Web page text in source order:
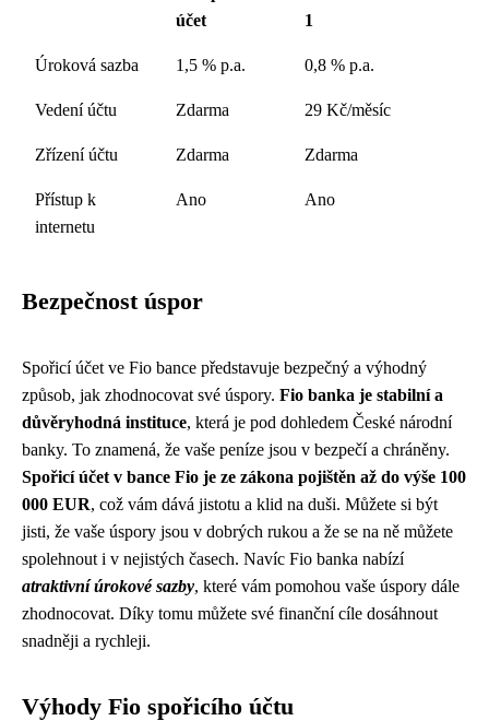
účet
1
Úroková sazba 1,5 % p.a. 0,8 % p.a.
Vedení účtu Zdarma 29 Kč/měsíc
Zřízení účtu Zdarma Zdarma
Přístup k
internetu
Ano Ano
Bezpečnost úspor
Spořicí účet ve Fio bance představuje bezpečný a výhodný
způsob, jak zhodnocovat své úspory. Fio banka je stabilní a
důvěryhodná instituce, která je pod dohledem České národní
banky. To znamená, že vaše peníze jsou v bezpečí a chráněny.
Spořicí účet v bance Fio je ze zákona pojištěn až do výše 100
000 EUR, což vám dává jistotu a klid na duši. Můžete si být
jisti, že vaše úspory jsou v dobrých rukou a že se na ně můžete
spolehnout i v nejistých časech. Navíc Fio banka nabízí
atraktivní úrokové sazby, které vám pomohou vaše úspory dále
zhodnocovat. Díky tomu můžete své finanční cíle dosáhnout
snadněji a rychleji.
Výhody Fio spořicího účtu